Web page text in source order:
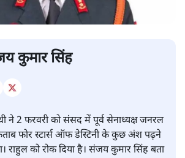
कुमार सिंह
ने 2 फरवरी को संसद में पूर्व सेनाध्यक्ष जनरल
फोर स्टार्स ऑफ डेस्टिनी के कुछ अंश पढ़ने
राहुल को रोक दिया है। संजय कुमार सिंह बता